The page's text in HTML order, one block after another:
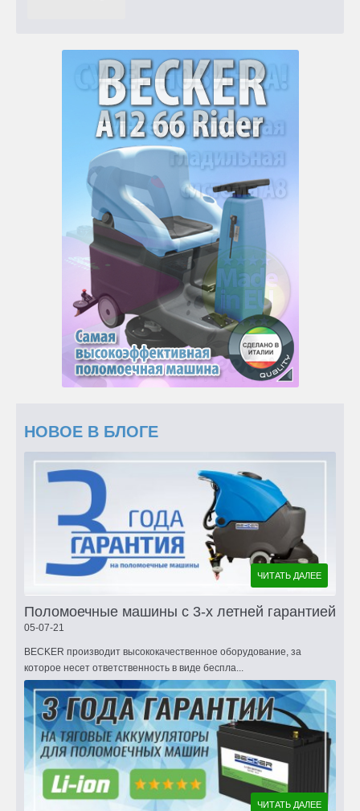
НОВОЕ В БЛОГЕ
ЧИТАТЬ ДАЛЕЕ
Поломоечные машины с 3-х летней гарантией
05-07-21
BECKER производит высококачественное оборудование, за
которое несет ответственность в виде беспла...
ЧИТАТЬ ДАЛЕЕ